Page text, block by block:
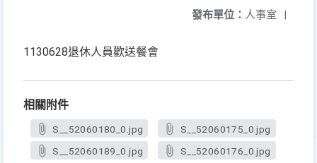
發布單位： 人事室 |
1130628退休人員歡送餐會
相關附件
S__52060180_0.jpg
S__52060175_0.jpg
S__52060189_0.jpg
S__52060176_0.jpg